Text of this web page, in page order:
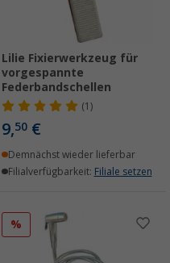
Lilie Fixierwerkzeug für
vorgespannte
Federbandschellen
(1)
9,50 €
Demnächst wieder lieferbar
Filialverfügbarkeit: Filiale setzen
%